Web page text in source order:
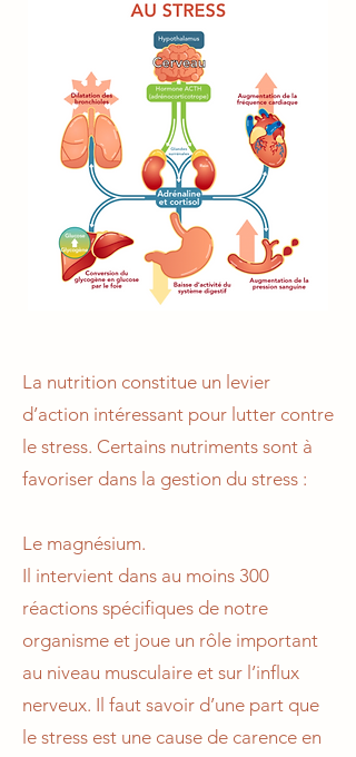
La nutrition constitue un levier
d’action intéressant pour lutter contre
le stress. Certains nutriments sont à
favoriser dans la gestion du stress :
Le magnésium.
Il intervient dans au moins 300
réactions spécifiques de notre
organisme et joue un rôle important
au niveau musculaire et sur l’influx
nerveux. Il faut savoir d’une part que
le stress est une cause de carence en